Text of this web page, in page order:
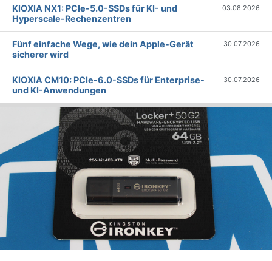
KIOXIA NX1: PCIe-5.0-SSDs für KI- und
Hyperscale-Rechenzentren
03.08.2026
Fünf einfache Wege, wie dein Apple-Gerät
sicherer wird
30.07.2026
KIOXIA CM10: PCIe-6.0-SSDs für Enterprise-
und KI-Anwendungen
30.07.2026